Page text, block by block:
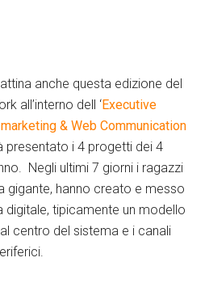
anche questa edizione del
all’interno dell ‘Executive
& Web Communication
presentato i 4 progetti dei 4
Negli ultimi 7 giorni i ragazzi
gigante, hanno creato e messo
digitale, tipicamente un modello
centro del sistema e i canali